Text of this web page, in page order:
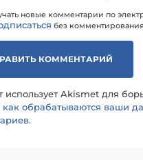
новые комментарии по
без
использует Akismet для
как обрабатываются ваши
.